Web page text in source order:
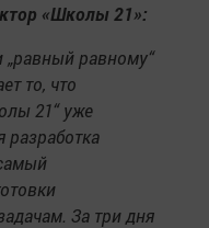
«Школы 21»:
„равный равному“
то, что
21“ уже
разработка
За три дня